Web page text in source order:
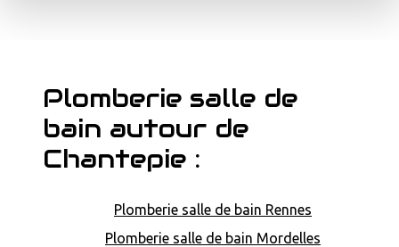
Plomberie salle de
bain autour de
Chantepie :
Plomberie salle de bain Rennes
Plomberie salle de bain Mordelles